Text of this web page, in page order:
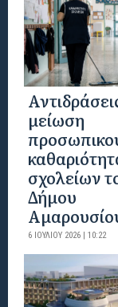
μείωση
σχολείων
Δήμου
6 ΙΟΥΛΊΟΥ 2026 | 10:22